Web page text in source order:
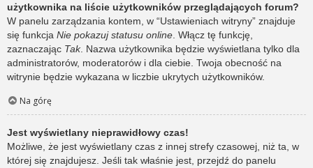
użytkownika na liście użytkowników przeglądających forum?
W panelu zarządzania kontem, w “Ustawieniach witryny” znajduje
się funkcja Nie pokazuj statusu online . Włącz tę funkcję,
zaznaczając Tak. Nazwa użytkownika będzie wyświetlana tylko dla
administratorów, moderatorów i dla ciebie. Twoja obecność na
witrynie będzie wykazana w liczbie ukrytych użytkowników.
Na górę
Jest wyświetlany nieprawidłowy czas!
Możliwe, że jest wyświetlany czas z innej strefy czasowej, niż ta, w
której się znajdujesz. Jeśli tak właśnie jest, przejdź do panelu